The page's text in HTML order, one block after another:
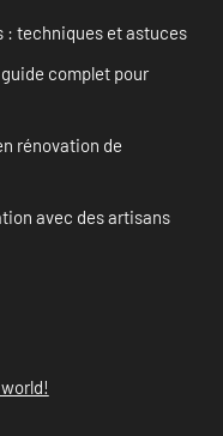
: techniques et astuces
complet pour
rénovation de
avec des artisans